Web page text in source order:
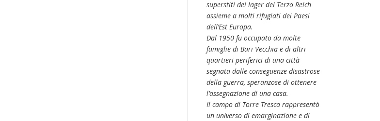
superstiti dei lager del Terzo Reich
assieme a molti rifugiati dei Paesi
dell’Est Europa.
Dal 1950 fu occupato da molte
famiglie di Bari Vecchia e di altri
quartieri periferici di una città
segnata dalle conseguenze disastrose
della guerra, speranzose di ottenere
l’assegnazione di una casa.
Il campo di Torre Tresca rappresentò
un universo di emarginazione e di